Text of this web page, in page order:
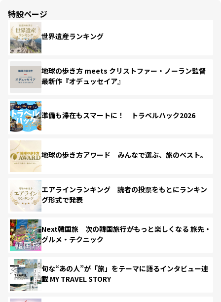
特設ページ
世界遺産ランキング
地球の歩き方 meets クリストファー・ノーラン監督
最新作『オデュッセイア』
準備も滞在もスマートに！ トラベルハック2026
地球の歩き方アワード みんなで選ぶ、旅のベスト。
エアラインランキング 読者の投票をもとにランキン
グ形式で発表
Next韓国旅 次の韓国旅行がもっと楽しくなる 旅先・
グルメ・テクニック
旬な“あの人”が「旅」をテーマに語るインタビュー連
載 MY TRAVEL STORY